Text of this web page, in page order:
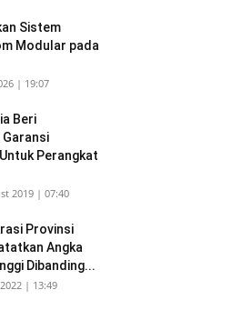
Sistem
Modular pada
| 19:07
Beri
Garansi
Perangkat
2019 | 07:40
Provinsi
Angka
Dibanding...
| 13:49